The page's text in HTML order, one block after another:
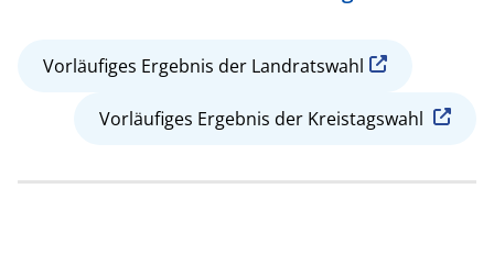
Vorläufiges Ergebnis der Landratswahl
Vorläufiges Ergebnis der Kreistagswahl